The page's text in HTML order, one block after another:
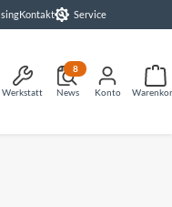
Kontakt Service
Werkstatt News
8
Konto